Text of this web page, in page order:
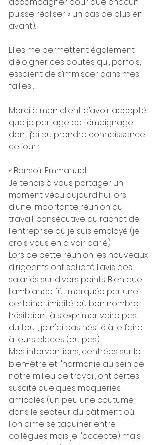
puisse réaliser « un pas de plus en
avant).
Elles me permettent également
d’éloigner ces doutes qui, parfois,
essaient de s’immiscer dans mes
failles .
Merci à mon client d’avoir accepté
que je partage ce témoignage
dont j’ai pu prendre connaissance
ce jour :
« Bonsoir Emmanuel,
Je tenais à vous partager un
moment vécu aujourd'hui lors
d'une importante réunion au
travail, consécutive au rachat de
l'entreprise où je suis employé (je
crois vous en a voir parlé).
Lors de cette réunion les nouveaux
dirigeants ont sollicité l'avis des
salariés sur divers points. Bien que
l'ambiance fût marquée par une
certaine timidité, où bon nombre
hésitaient à s'exprimer voire pas
du tout, je n'ai pas hésité à le faire
à leurs places (ou pas).
Mes interventions, centrées sur le
bien-être et l'harmonie au sein de
notre milieu de travail, ont certes
suscité quelques moqueries
amicales (un peu une coutume
dans le secteur du bâtiment où
l'on aime se taquiner entre
collègues mais je l'accepte) mais